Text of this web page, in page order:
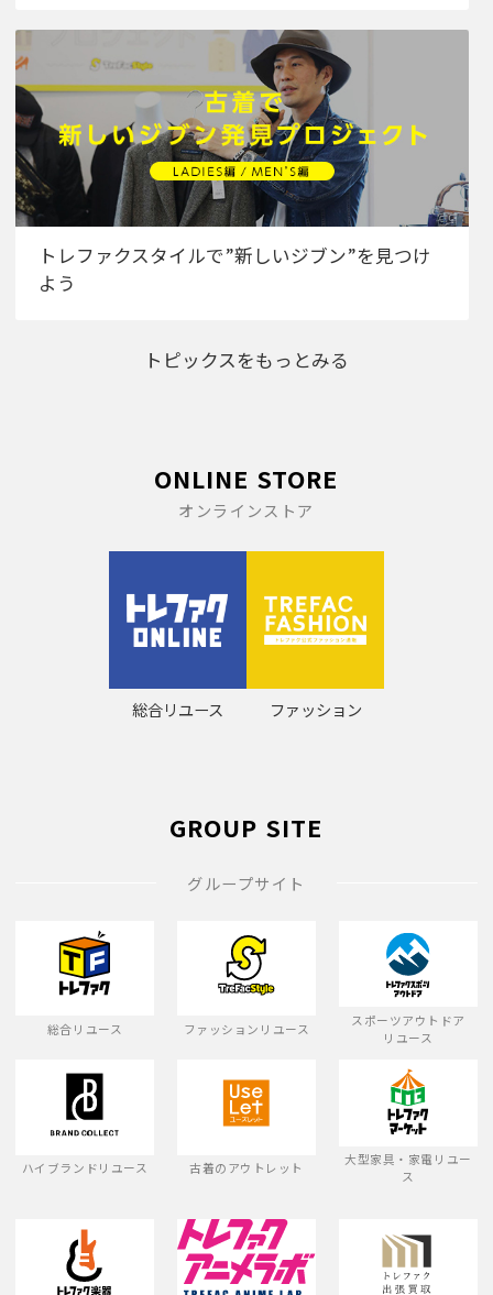
トレファクスタイルで”新しいジブン”を見つけ
よう
トピックスをもっとみる
ONLINE STORE
オンラインストア
総合リユース ファッション
GROUP SITE
グループサイト
総合リユース ファッションリユース
スポーツアウトドア
リユース
ハイブランドリユース 古着のアウトレット
大型家具・家電リユー
ス